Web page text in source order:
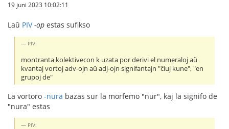
19 juni 2023 10:02:11
Laŭ PIV -op estas sufikso
PIV:
montranta kolektivecon k uzata por derivi el numeraloj aŭ
kvantaj vortoj adv-ojn aŭ adj-ojn signifantajn "ĉiuj kune", "en
grupoj de"
La vortoro -nura bazas sur la morfemo "nur", kaj la signifo de
"nura" estas
PIV: